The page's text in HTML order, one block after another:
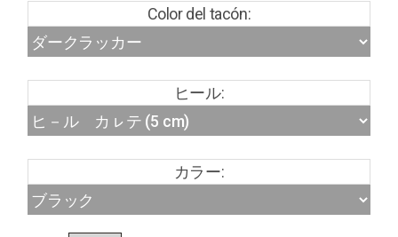
Color del tacón:
ヒール:
カラー: